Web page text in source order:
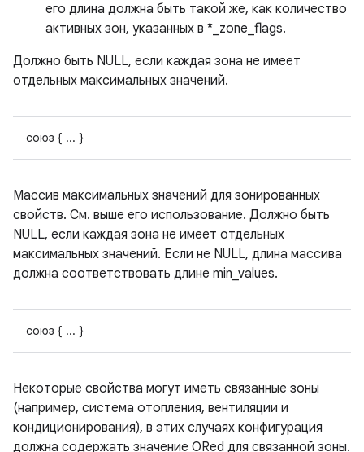
его длина должна быть такой же, как количество
активных зон, указанных в *_zone_flags.
Должно быть NULL, если каждая зона не имеет
отдельных максимальных значений.
союз { ... }
Массив максимальных значений для зонированных
свойств. См. выше его использование. Должно быть
NULL, если каждая зона не имеет отдельных
максимальных значений. Если не NULL, длина массива
должна соответствовать длине min_values.
союз { ... }
Некоторые свойства могут иметь связанные зоны
(например, система отопления, вентиляции и
кондиционирования), в этих случаях конфигурация
должна содержать значение ORed для связанной зоны.